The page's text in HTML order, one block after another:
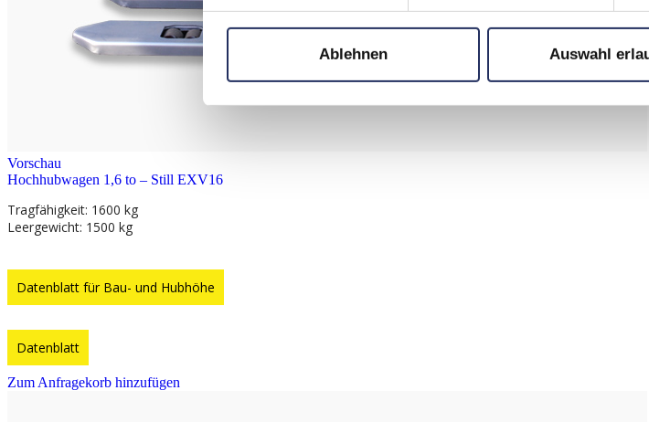
Ablehnen Auswahl
Vorschau
Hochhubwagen 1,6 to – Still EXV16
Tragfähigkeit: 1600 kg
Leergewicht: 1500 kg
Datenblatt für Bau- und Hubhöhe
Datenblatt
Zum Anfragekorb hinzufügen